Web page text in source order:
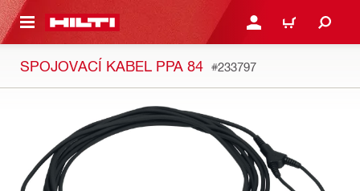
HLAVNÍ OBSAH PŘIHLÁSIT NEBO
KOŠÍK
SPOJOVACÍ KABEL PPA 84 #233797